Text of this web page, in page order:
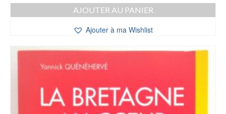
AJOUTER AU PANIER
Ajouter à ma Wishlist